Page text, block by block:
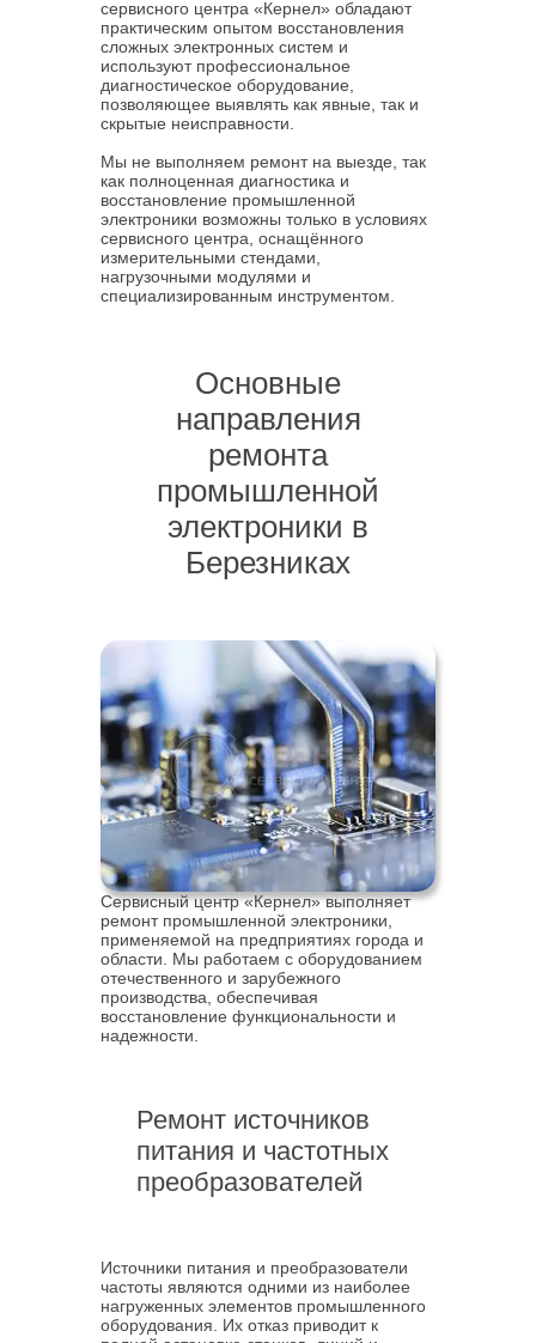
сервисного центра «Кернел» обладают
практическим опытом восстановления
сложных электронных систем и
используют профессиональное
диагностическое оборудование,
позволяющее выявлять как явные, так и
скрытые неисправности.
Мы не выполняем ремонт на выезде, так
как полноценная диагностика и
восстановление промышленной
электроники возможны только в условиях
сервисного центра, оснащённого
измерительными стендами,
нагрузочными модулями и
специализированным инструментом.
Основные
направления
ремонта
промышленной
электроники в
Березниках
Сервисный центр «Кернел» выполняет
ремонт промышленной электроники,
применяемой на предприятиях города и
области. Мы работаем с оборудованием
отечественного и зарубежного
производства, обеспечивая
восстановление функциональности и
надежности.
Ремонт источников
питания и частотных
преобразователей
Источники питания и преобразователи
частоты являются одними из наиболее
нагруженных элементов промышленного
оборудования. Их отказ приводит к